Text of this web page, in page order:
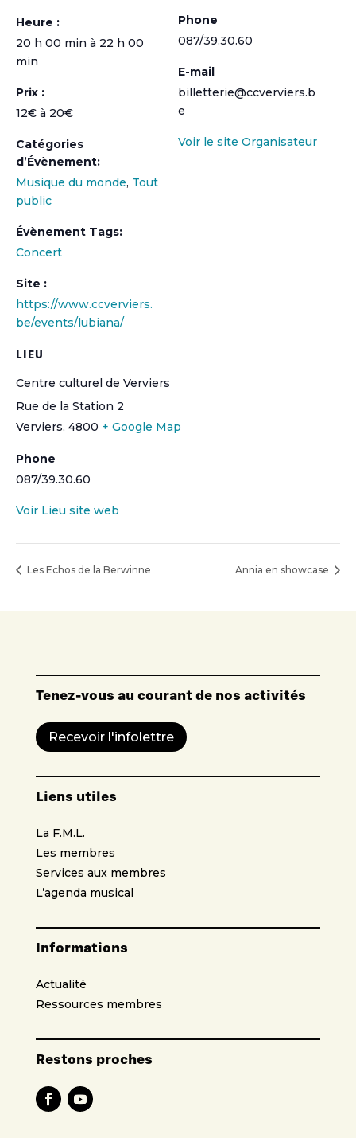
Heure :
20 h 00 min à 22 h 00
min
Prix :
12€ à 20€
Catégories
d’Évènement:
Musique du monde, Tout
public
Évènement Tags:
Concert
Site :
https://www.ccverviers.
be/events/lubiana/
LIEU
Centre culturel de Verviers
Rue de la Station 2
Verviers, 4800 + Google Map
Phone
087/39.30.60
Voir Lieu site web
Phone
087/39.30.60
E-mail
billetterie@ccverviers.b
e
Voir le site Organisateur
Les Echos de la Berwinne Annia en showcase
Tenez-vous au courant de nos activités
Recevoir l'infolettre
Liens utiles
La F.M.L.
Les membres
Services aux membres
L’agenda musical
Informations
Actualité
Ressources membres
Restons proches